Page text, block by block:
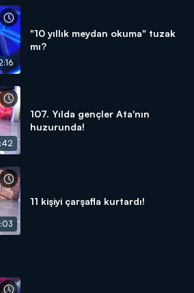
"10 yıllık meydan okuma" tuzak
mı?
107. Yılda gençler Ata'nın
huzurunda!
11 kişiyi çarşafla kurtardı!